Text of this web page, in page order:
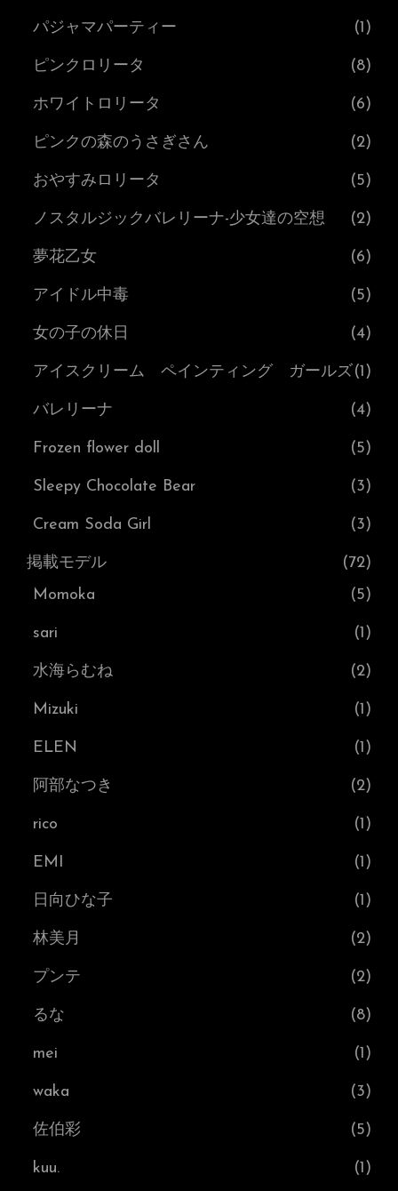
パジャマパーティー (1)
ピンクロリータ (8)
ホワイトロリータ (6)
ピンクの森のうさぎさん (2)
おやすみロリータ (5)
ノスタルジックバレリーナ-少女達の空想 (2)
夢花乙女 (6)
アイドル中毒 (5)
女の子の休日 (4)
アイスクリーム ペインティング ガールズ (1)
バレリーナ (4)
Frozen flower doll (5)
Sleepy Chocolate Bear (3)
Cream Soda Girl (3)
掲載モデル
(72)
Momoka
(5)
sari (1)
水海らむね (2)
Mizuki (1)
ELEN (1)
阿部なつき (2)
rico (1)
EMI (1)
日向ひな子 (1)
林美月 (2)
プンテ (2)
るな (8)
mei (1)
waka (3)
佐伯彩 (5)
kuu. (1)